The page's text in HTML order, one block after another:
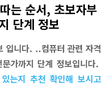
는 순서, 초보자부
단계 정보
입니다. ..컴퓨터 관련 자격
가까지 단계 정보입니다.
는지 추천 확인해 보시고